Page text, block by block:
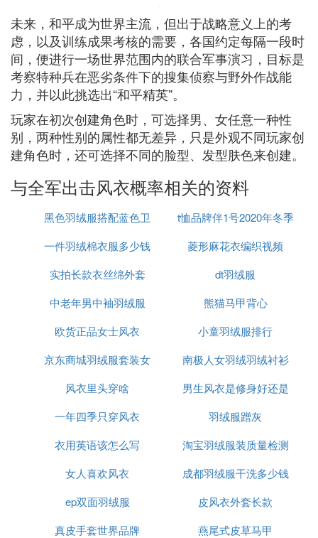
未来，和平成为世界主流，但出于战略意义上的考
虑，以及训练成果考核的需要，各国约定每隔一段时
间，便进行一场世界范围内的联合军事演习，目标是
考察特种兵在恶劣条件下的搜集侦察与野外作战能
力，并以此挑选出“和平精英”。
玩家在初次创建角色时，可选择男、女任意一种性
别，两种性别的属性都无差异，只是外观不同玩家创
建角色时，还可选择不同的脸型、发型肤色来创建。
与全军出击风衣概率相关的资料
黑色羽绒服搭配蓝色卫
衣好看吗
t恤品牌伴1号2020年冬季
一件羽绒棉衣服多少钱
菱形麻花衣编织视频
实拍长款衣丝绵外套
dt羽绒服
中老年男中袖羽绒服
熊猫马甲背心
欧货正品女士风衣
小童羽绒服排行
京东商城羽绒服套装女
南极人女羽绒羽绒衬衫
风衣里头穿啥
男生风衣是修身好还是
大点好
一年四季只穿风衣
羽绒服蹭灰
衣用英语该怎么写
淘宝羽绒服装质量检测
女人喜欢风衣
成都羽绒服干洗多少钱
ep双面羽绒服
皮风衣外套长款
真皮手套世界品牌
燕尾式皮草马甲